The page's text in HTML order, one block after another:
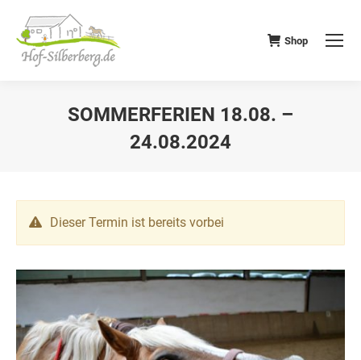
Shop
SOMMERFERIEN 18.08. –
24.08.2024
Dieser Termin ist bereits vorbei